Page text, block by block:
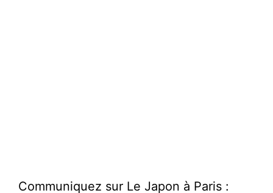
Communiquez sur Le Japon à Paris :